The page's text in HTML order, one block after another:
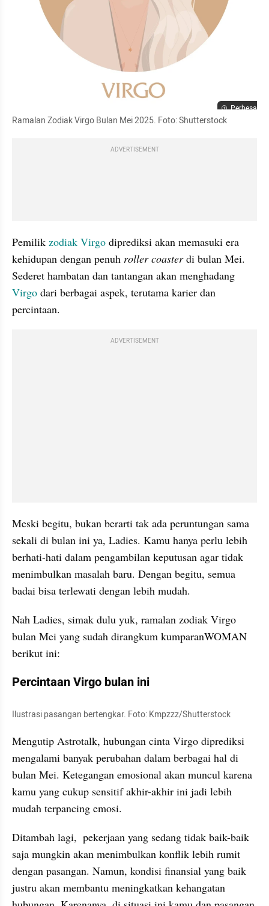
Perbesar
Ramalan Zodiak Virgo Bulan Mei 2025. Foto: Shutterstock
ADVERTISEMENT
Pemilik zodiak Virgo diprediksi akan memasuki era
kehidupan dengan penuh roller coaster di bulan Mei.
Virgo dari berbagai aspek, terutama karier dan
percintaan.
ADVERTISEMENT
Meski begitu, bukan berarti tak ada peruntungan sama
sekali di bulan ini ya, Ladies. Kamu hanya perlu lebih
berhati-hati dalam pengambilan keputusan agar tidak
menimbulkan masalah baru. Dengan begitu, semua
badai bisa terlewati dengan lebih mudah.
Nah Ladies, simak dulu yuk, ramalan zodiak Virgo
bulan Mei yang sudah dirangkum kumparanWOMAN
berikut ini:
Percintaan Virgo bulan ini
Ilustrasi pasangan bertengkar. Foto: Kmpzzz/Shutterstock
Mengutip Astrotalk, hubungan cinta Virgo diprediksi
mengalami banyak perubahan dalam berbagai hal di
bulan Mei. Ketegangan emosional akan muncul karena
kamu yang cukup sensitif akhir-akhir ini jadi lebih
mudah terpancing emosi.
Ditambah lagi,  pekerjaan yang sedang tidak baik-baik
saja mungkin akan menimbulkan konflik lebih rumit
dengan pasangan. Namun, kondisi finansial yang baik
justru akan membantu meningkatkan kehangatan